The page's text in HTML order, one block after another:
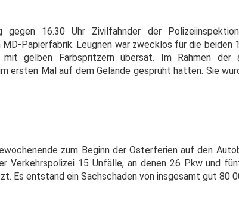
16.30 Uhr Zivilfahnder der
Papierfabrik. Leugnen war zwecklos für die beiden
gelben Farbspritzern übersät. Im Rahmen der
ersten Mal auf dem Gelände gesprüht hatten. Sie
zum Beginn der Osterferien auf den
Verkehrspolizei 15 Unfälle, an denen 26 Pkw und
Es entstand ein Sachschaden von insgesamt gut 80